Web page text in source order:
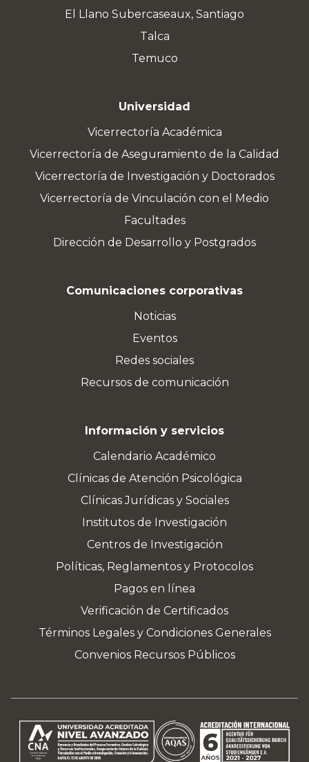
El Llano Subercaseaux, Santiago
Talca
Temuco
Universidad
Vicerrectoría Académica
Vicerrectoría de Aseguramiento de la Calidad
Vicerrectoría de Investigación y Doctorados
Vicerrectoría de Vinculación con el Medio
Facultades
Dirección de Desarrollo y Postgrados
Comunicaciones corporativas
Noticias
Eventos
Redes sociales
Recursos de comunicación
Información y servicios
Calendario Académico
Clínicas de Atención Psicológica
Clínicas Jurídicas y Sociales
Institutos de Investigación
Centros de Investigación
Políticas, Reglamentos y Protocolos
Pagos en línea
Verificación de Certificados
Términos Legales y Condiciones Generales
Convenios Recursos Públicos